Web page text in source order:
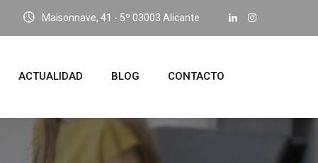
Maisonnave, 41 - 5º 03003 Alicante
ACTUALIDAD BLOG CONTACTO